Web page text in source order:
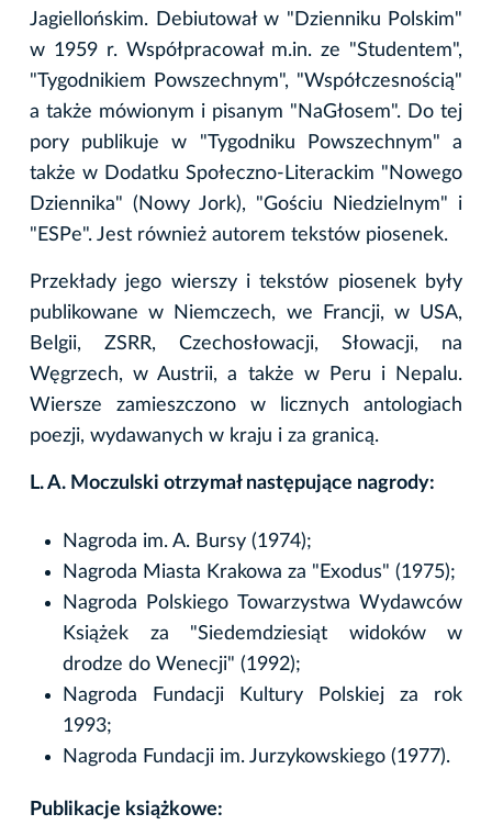
Jagiellońskim. Debiutował w "Dzienniku Polskim"
w 1959 r. Współpracował m.in. ze "Studentem",
"Tygodnikiem Powszechnym", "Współczesnością"
a także mówionym i pisanym "NaGłosem". Do tej
pory publikuje w "Tygodniku Powszechnym" a
także w Dodatku Społeczno-Literackim "Nowego
Dziennika" (Nowy Jork), "Gościu Niedzielnym" i
"ESPe". Jest również autorem tekstów piosenek.
Przekłady jego wierszy i tekstów piosenek były
publikowane w Niemczech, we Francji, w USA,
Belgii, ZSRR, Czechosłowacji, Słowacji, na
Węgrzech, w Austrii, a także w Peru i Nepalu.
Wiersze zamieszczono w licznych antologiach
poezji, wydawanych w kraju i za granicą.
L. A. Moczulski otrzymał następujące nagrody:
Nagroda im. A. Bursy (1974);
Nagroda Miasta Krakowa za "Exodus" (1975);
Nagroda Polskiego Towarzystwa Wydawców
Książek za "Siedemdziesiąt widoków w
drodze do Wenecji" (1992);
Nagroda Fundacji Kultury Polskiej za rok
1993;
Nagroda Fundacji im. Jurzykowskiego (1977).
Publikacje książkowe: